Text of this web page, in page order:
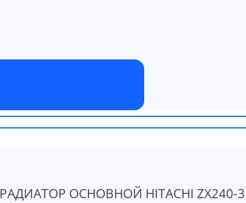
РАДИАТОР ОСНОВНОЙ HITACHI ZX240-3